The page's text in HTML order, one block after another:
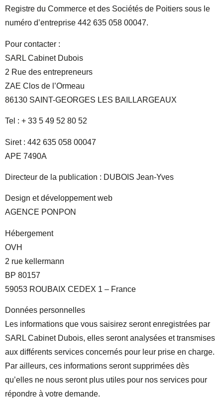
Registre du Commerce et des Sociétés de Poitiers sous le
numéro d’entreprise 442 635 058 00047.
Pour contacter :
SARL Cabinet Dubois
2 Rue des entrepreneurs
ZAE Clos de l’Ormeau
86130 SAINT-GEORGES LES BAILLARGEAUX
Tel : + 33 5 49 52 80 52
Siret : 442 635 058 00047
APE 7490A
Directeur de la publication : DUBOIS Jean-Yves
Design et développement web
AGENCE PONPON
Hébergement
OVH
2 rue kellermann
BP 80157
59053 ROUBAIX CEDEX 1 – France
Données personnelles
Les informations que vous saisirez seront enregistrées par
SARL Cabinet Dubois, elles seront analysées et transmises
aux différents services concernés pour leur prise en charge.
Par ailleurs, ces informations seront supprimées dès
qu’elles ne nous seront plus utiles pour nos services pour
répondre à votre demande.